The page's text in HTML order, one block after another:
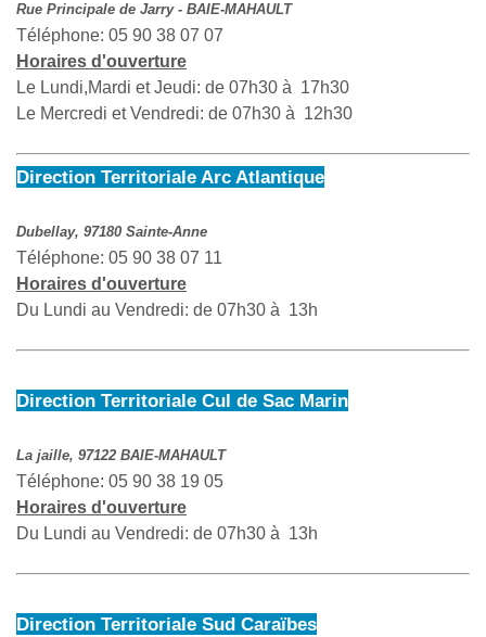
Rue Principale de Jarry - BAIE-MAHAULT
Téléphone: 05 90 38 07 07
Horaires d'ouverture
Le Lundi,Mardi et Jeudi: de 07h30 à 17h30
Le Mercredi et Vendredi: de 07h30 à 12h30
Direction Territoriale Arc Atlantique
Dubellay, 97180 Sainte-Anne
Téléphone: 05 90 38 07 11
Horaires d'ouverture
Du Lundi au Vendredi: de 07h30 à 13h
Direction Territoriale Cul de Sac Marin
La jaille, 97122 BAIE-MAHAULT
Téléphone: 05 90 38 19 05
Horaires d'ouverture
Du Lundi au Vendredi: de 07h30 à 13h
Direction Territoriale Sud Caraïbes